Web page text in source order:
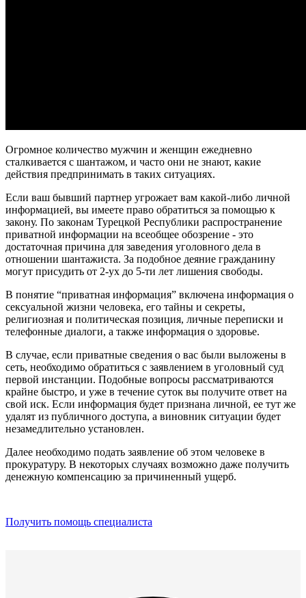
Огромное количество мужчин и женщин ежедневно
сталкивается с шантажом, и часто они не знают, какие
действия предпринимать в таких ситуациях.
Если ваш бывший партнер угрожает вам какой-либо личной
информацией, вы имеете право обратиться за помощью к
закону. По законам Турецкой Республики распространение
приватной информации на всеобщее обозрение - это
достаточная причина для заведения уголовного дела в
отношении шантажиста. За подобное деяние гражданину
могут присудить от 2-ух до 5-ти лет лишения свободы.
В понятие “приватная информация” включена информация о
сексуальной жизни человека, его тайны и секреты,
религиозная и политическая позиция, личные переписки и
телефонные диалоги, а также информация о здоровье.
В случае, если приватные сведения о вас были выложены в
сеть, необходимо обратиться с заявлением в уголовный суд
первой инстанции. Подобные вопросы рассматриваются
крайне быстро, и уже в течение суток вы получите ответ на
свой иск. Если информация будет признана личной, ее тут же
удалят из публичного доступа, а виновник ситуации будет
незамедлительно установлен.
Далее необходимо подать заявление об этом человеке в
прокуратуру. В некоторых случаях возможно даже получить
денежную компенсацию за причиненный ущерб.
Получить помощь специалиста